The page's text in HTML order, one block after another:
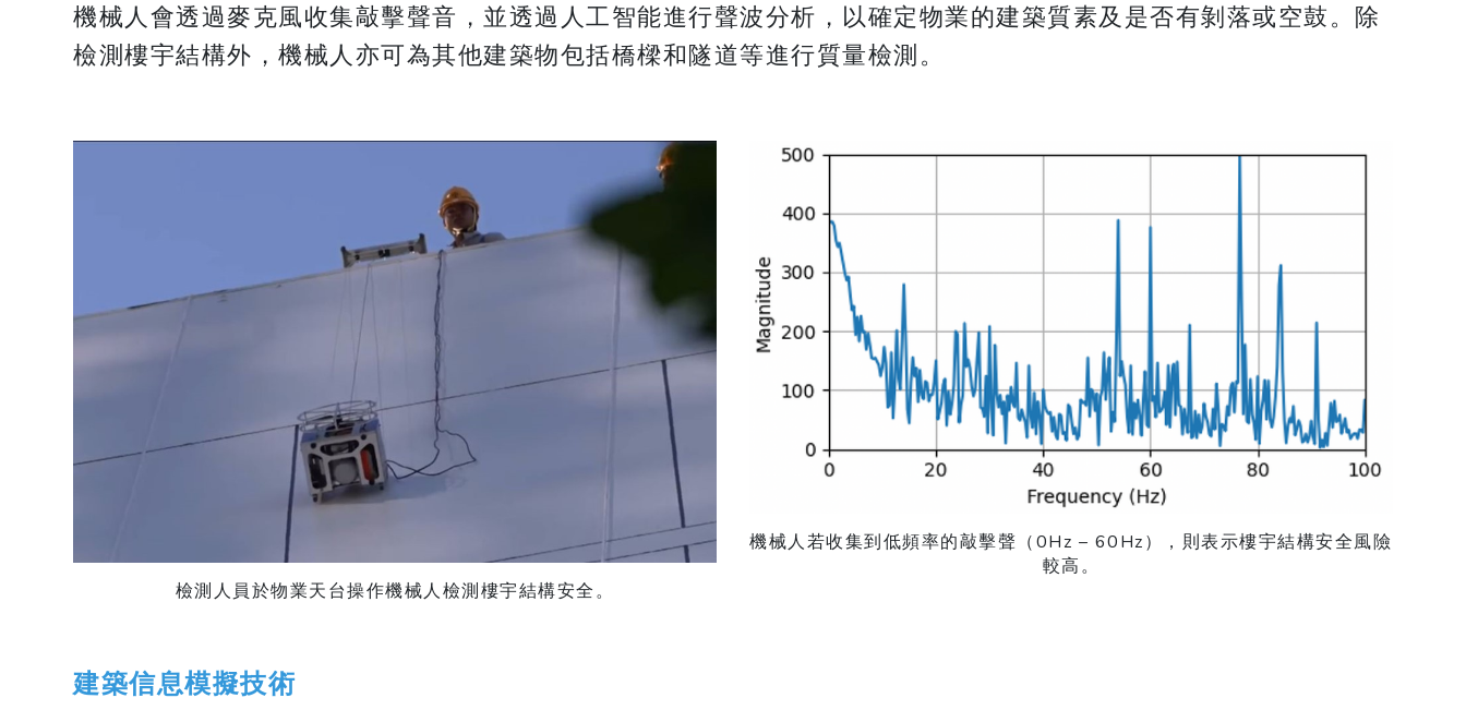
機械人會透過麥克風收集敲擊聲音，並透過人工智能進行聲波分析，以確定物業的建築質素及是否有剝落或空鼓。除
檢測樓宇結構外，機械人亦可為其他建築物包括橋樑和隧道等進行質量檢測。
檢測人員於物業天台操作機械人檢測樓宇結構安全。
機械人若收集到低頻率的敲擊聲（0Hz – 60Hz），則表示樓宇結構安全風險
較高。
建築信息模擬技術